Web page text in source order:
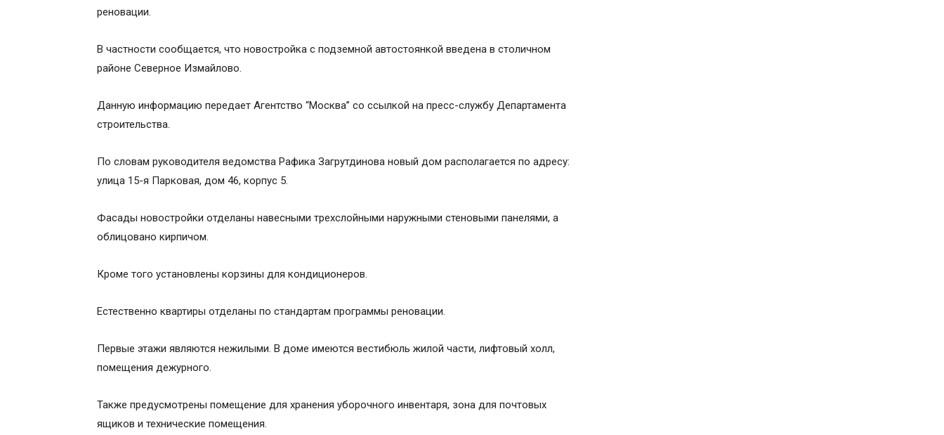
реновации.
В частности сообщается, что новостройка с подземной автостоянкой введена в столичном
районе Северное Измайлово.
Данную информацию передает Агентство “Москва” со ссылкой на пресс-службу Департамента
строительства.
По словам руководителя ведомства Рафика Загрутдинова новый дом располагается по адресу:
улица 15-я Парковая, дом 46, корпус 5.
Фасады новостройки отделаны навесными трехслойными наружными стеновыми панелями, а
облицовано кирпичом.
Кроме того установлены корзины для кондиционеров.
Естественно квартиры отделаны по стандартам программы реновации.
Первые этажи являются нежилыми. В доме имеются вестибюль жилой части, лифтовый холл,
помещения дежурного.
Также предусмотрены помещение для хранения уборочного инвентаря, зона для почтовых
ящиков и технические помещения.